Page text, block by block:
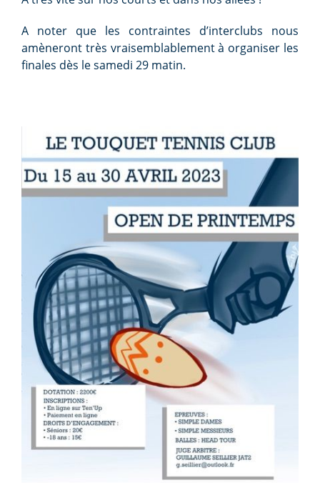
A noter que les contraintes d’interclubs nous
amèneront très vraisemblablement à organiser les
finales dès le samedi 29 matin.